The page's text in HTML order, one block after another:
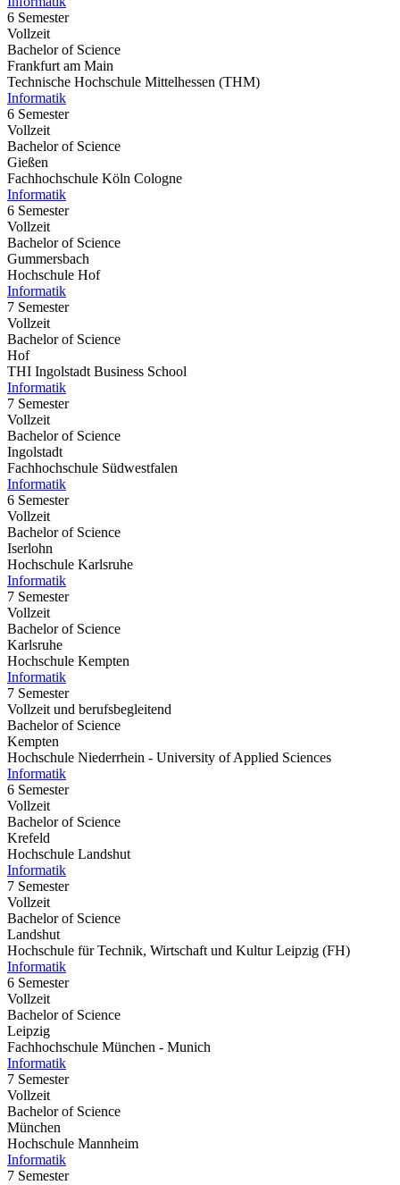
6 Semester
Vollzeit
Bachelor of Science
Frankfurt am Main
Technische Hochschule Mittelhessen (THM)
Informatik
6 Semester
Vollzeit
Bachelor of Science
Gießen
Fachhochschule Köln Cologne
Informatik
6 Semester
Vollzeit
Bachelor of Science
Gummersbach
Hochschule Hof
Informatik
7 Semester
Vollzeit
Bachelor of Science
Hof
THI Ingolstadt Business School
Informatik
7 Semester
Vollzeit
Bachelor of Science
Ingolstadt
Fachhochschule Südwestfalen
Informatik
6 Semester
Vollzeit
Bachelor of Science
Iserlohn
Hochschule Karlsruhe
Informatik
7 Semester
Vollzeit
Bachelor of Science
Karlsruhe
Hochschule Kempten
Informatik
7 Semester
Vollzeit und berufsbegleitend
Bachelor of Science
Kempten
Hochschule Niederrhein - University of Applied Sciences
Informatik
6 Semester
Vollzeit
Bachelor of Science
Krefeld
Hochschule Landshut
Informatik
7 Semester
Vollzeit
Bachelor of Science
Landshut
Hochschule für Technik, Wirtschaft und Kultur Leipzig (FH)
Informatik
6 Semester
Vollzeit
Bachelor of Science
Leipzig
Fachhochschule München - Munich
Informatik
7 Semester
Vollzeit
Bachelor of Science
München
Hochschule Mannheim
Informatik
7 Semester